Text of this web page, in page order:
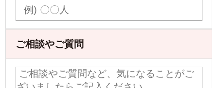
ご相談やご質問